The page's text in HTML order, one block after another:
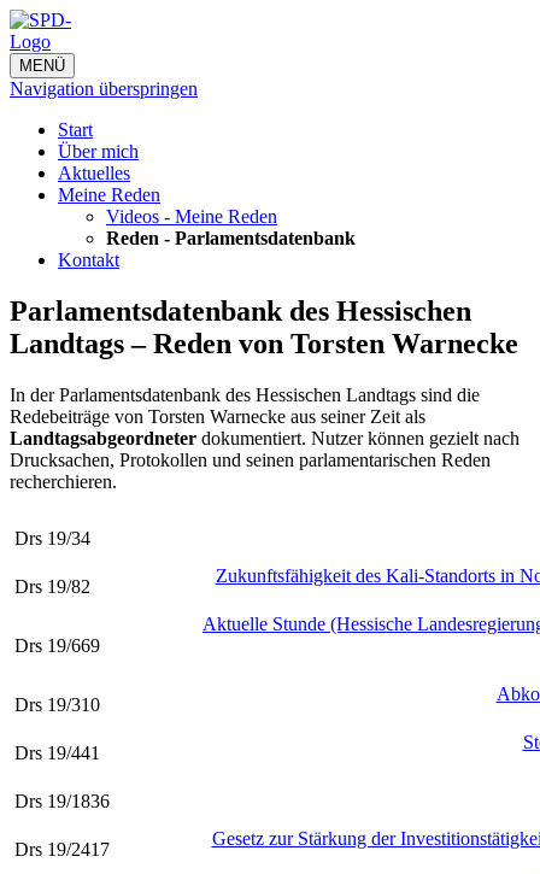
MENÜ
Navigation überspringen
Start
Über mich
Aktuelles
Meine Reden
Videos - Meine Reden
Reden - Parlamentsdatenbank
Kontakt
Parlamentsdatenbank des Hessischen
Landtags – Reden von Torsten Warnecke
In der Parlamentsdatenbank des Hessischen Landtags sind die
Redebeiträge von Torsten Warnecke aus seiner Zeit als
Landtagsabgeordneter dokumentiert. Nutzer können gezielt nach
Drucksachen, Protokollen und seinen parlamentarischen Reden
recherchieren.
Drs 19/34
Drs 19/82
Zukunftsfähigkeit des Kali-Standorts in
Drs 19/669
Aktuelle Stunde (Hessische
Drs 19/310
Drs 19/441
Drs 19/1836
Drs 19/2417
Gesetz zur Stärkung der